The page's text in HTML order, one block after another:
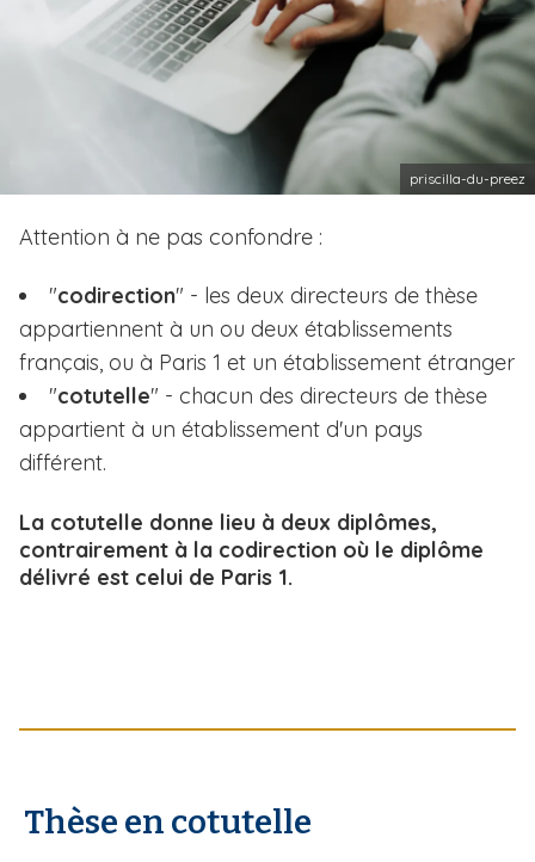
priscilla-du-preez
T
x
t
e
Attention à ne pas confondre :
"codirection" - les deux directeurs de thèse
appartiennent à un ou deux établissements
français, ou à Paris 1 et un établissement étranger
"cotutelle" - chacun des directeurs de thèse
appartient à un établissement d'un pays
différent.
La cotutelle donne lieu à deux diplômes,
contrairement à la codirection où le diplôme
délivré est celui de Paris 1.
Thèse en cotutelle